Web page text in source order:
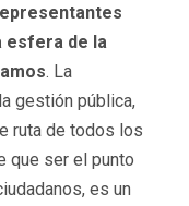
esfera de la
. La
gestión pública,
ruta de todos los
que ser el punto
es un